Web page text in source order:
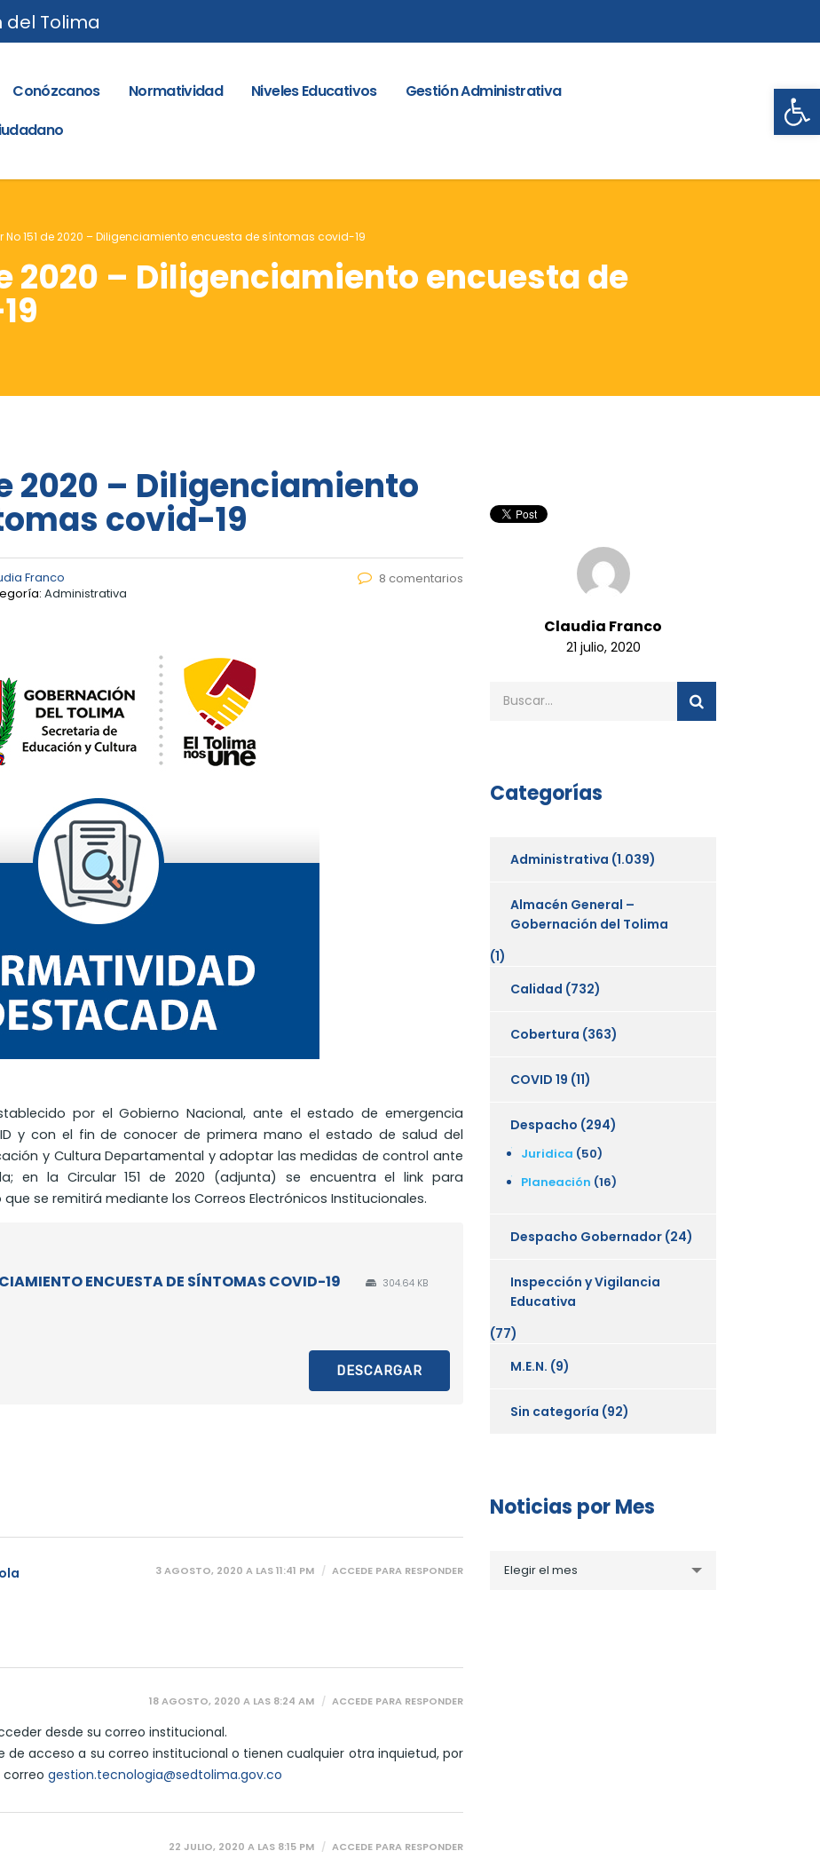
Tolima
Conózcanos Normatividad Niveles Educativos
Gestión Administrativa
No 151 de 2020 – Diligenciamiento encuesta de síntomas covid-19
2020 – Diligenciamiento encuesta de
2020 – Diligenciamiento
covid-19
Franco
Administrativa
8 comentarios
por el Gobierno Nacional, ante el estado de emergencia
y con el fin de conocer de primera mano el estado de salud del
y Cultura Departamental y adoptar las medidas de control ante
en la Circular 151 de 2020 (adjunta) se encuentra el link para
se remitirá mediante los Correos Electrónicos Institucionales.
ENCUESTA DE SÍNTOMAS COVID-19
304.64 KB
DESCARGAR
3 AGOSTO, 2020 A LAS 11:41 PM ACCEDE PARA RESPONDER
18 AGOSTO, 2020 A LAS 8:24 AM ACCEDE PARA RESPONDER
desde su correo institucional.
de acceso a su correo institucional o tienen cualquier otra inquietud, por
correo gestion.tecnologia@sedtolima.gov.co
22 JULIO, 2020 A LAS 8:15 PM ACCEDE PARA RESPONDER
Claudia Franco
21 julio, 2020
Categorías
Administrativa (1.039)
Almacén General –
Gobernación del Tolima
(1)
Calidad (732)
Cobertura (363)
COVID 19 (11)
Despacho (294)
Juridica (50)
Planeación (16)
Despacho Gobernador (24)
Inspección y Vigilancia
Educativa
(77)
M.E.N. (9)
Sin categoría (92)
Noticias por Mes
porElegir el mes